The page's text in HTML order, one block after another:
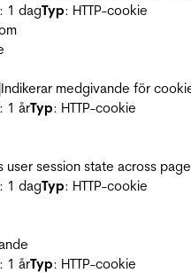
: 1 dagTyp: HTTP-cookie
Indikerar medgivande för
: 1 årTyp: HTTP-cookie
user session state across
: 1 dagTyp: HTTP-cookie
: 1 årTyp: HTTP-cookie